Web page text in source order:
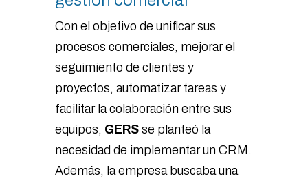
Con el objetivo de unificar sus
procesos comerciales, mejorar el
seguimiento de clientes y
proyectos, automatizar tareas y
facilitar la colaboración entre sus
equipos, GERS se planteó la
necesidad de implementar un CRM.
Además, la empresa buscaba una